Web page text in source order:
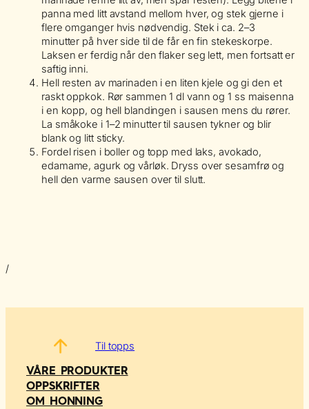
panna med litt avstand mellom hver, og stek gjerne i
flere omganger hvis nødvendig. Stek i ca. 2–3
minutter på hver side til de får en fin stekeskorpe.
Laksen er ferdig når den flaker seg lett, men fortsatt er
saftig inni.
Hell resten av marinaden i en liten kjele og gi den et
raskt oppkok. Rør sammen 1 dl vann og 1 ss maisenna
i en kopp, og hell blandingen i sausen mens du rører.
La småkoke i 1–2 minutter til sausen tykner og blir
blank og litt sticky.
Fordel risen i boller og topp med laks, avokado,
edamame, agurk og vårløk. Dryss over sesamfrø og
hell den varme sausen over til slutt.
/
Til topps
VÅRE PRODUKTER
OPPSKRIFTER
OM HONNING